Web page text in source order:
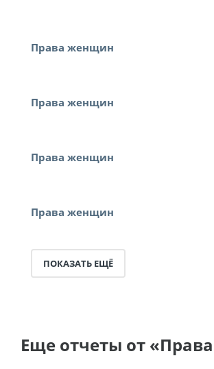
Права женщин
Права женщин
Права женщин
Права женщин
ПОКАЗАТЬ ЕЩЁ
Еще отчеты от